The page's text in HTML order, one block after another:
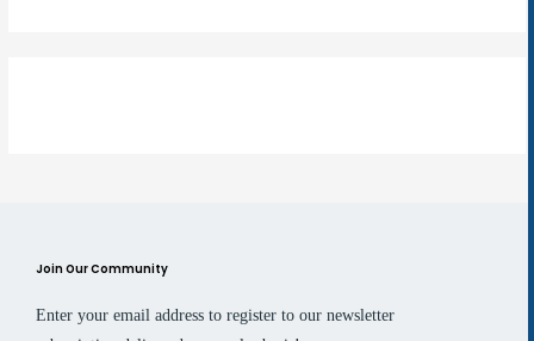
Join Our Community
Enter your email address to register to our newsletter